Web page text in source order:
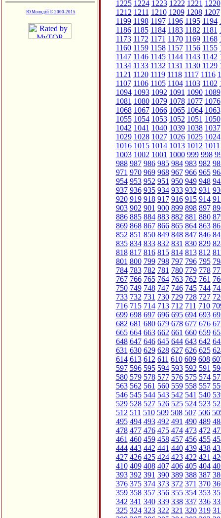
Ю.Молодій © 2000-2015
1225 1224 1223 1222 1221 1220
1212 1211 1210 1209 1208 1207
1199 1198 1197 1196 1195 1194
1186 1185 1184 1183 1182 1181
1173 1172 1171 1170 1169 1168
1160 1159 1158 1157 1156 1155
1147 1146 1145 1144 1143 1142
1134 1133 1132 1131 1130 1129
1121 1120 1119 1118 1117 1116
1107 1106 1105 1104 1103 1102
1094 1093 1092 1091 1090 1089
1081 1080 1079 1078 1077 1076
1068 1067 1066 1065 1064 1063
1055 1054 1053 1052 1051 1050
1042 1041 1040 1039 1038 1037
1029 1028 1027 1026 1025 1024
1016 1015 1014 1013 1012 1011
1003 1002 1001 1000 999 998
988 987 986 985 984 983 982
971 970 969 968 967 966 965
954 953 952 951 950 949 948
937 936 935 934 933 932 931
920 919 918 917 916 915 914
903 902 901 900 899 898 897
886 885 884 883 882 881 880
869 868 867 866 865 864 863
852 851 850 849 848 847 846
835 834 833 832 831 830 829
818 817 816 815 814 813 812
801 800 799 798 797 796 795
784 783 782 781 780 779 778
767 766 765 764 763 762 761
750 749 748 747 746 745 744
733 732 731 730 729 728 727
716 715 714 713 712 711 710
699 698 697 696 695 694 693
682 681 680 679 678 677 676
665 664 663 662 661 660 659
648 647 646 645 644 643 642
631 630 629 628 627 626 625
614 613 612 611 610 609 608
597 596 595 594 593 592 591
580 579 578 577 576 575 574
563 562 561 560 559 558 557
546 545 544 543 542 541 540
529 528 527 526 525 524 523
512 511 510 509 508 507 506
495 494 493 492 491 490 489
478 477 476 475 474 473 472
461 460 459 458 457 456 455
444 443 442 441 440 439 438
427 426 425 424 423 422 421
410 409 408 407 406 405 404
393 392 391 390 389 388 387
376 375 374 373 372 371 370
359 358 357 356 355 354 353
342 341 340 339 338 337 336
325 324 323 322 321 320 319